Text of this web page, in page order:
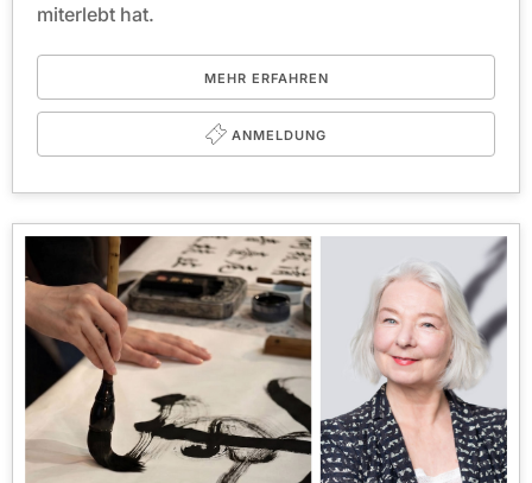
miterlebt hat.
MEHR ERFAHREN
ANMELDUNG